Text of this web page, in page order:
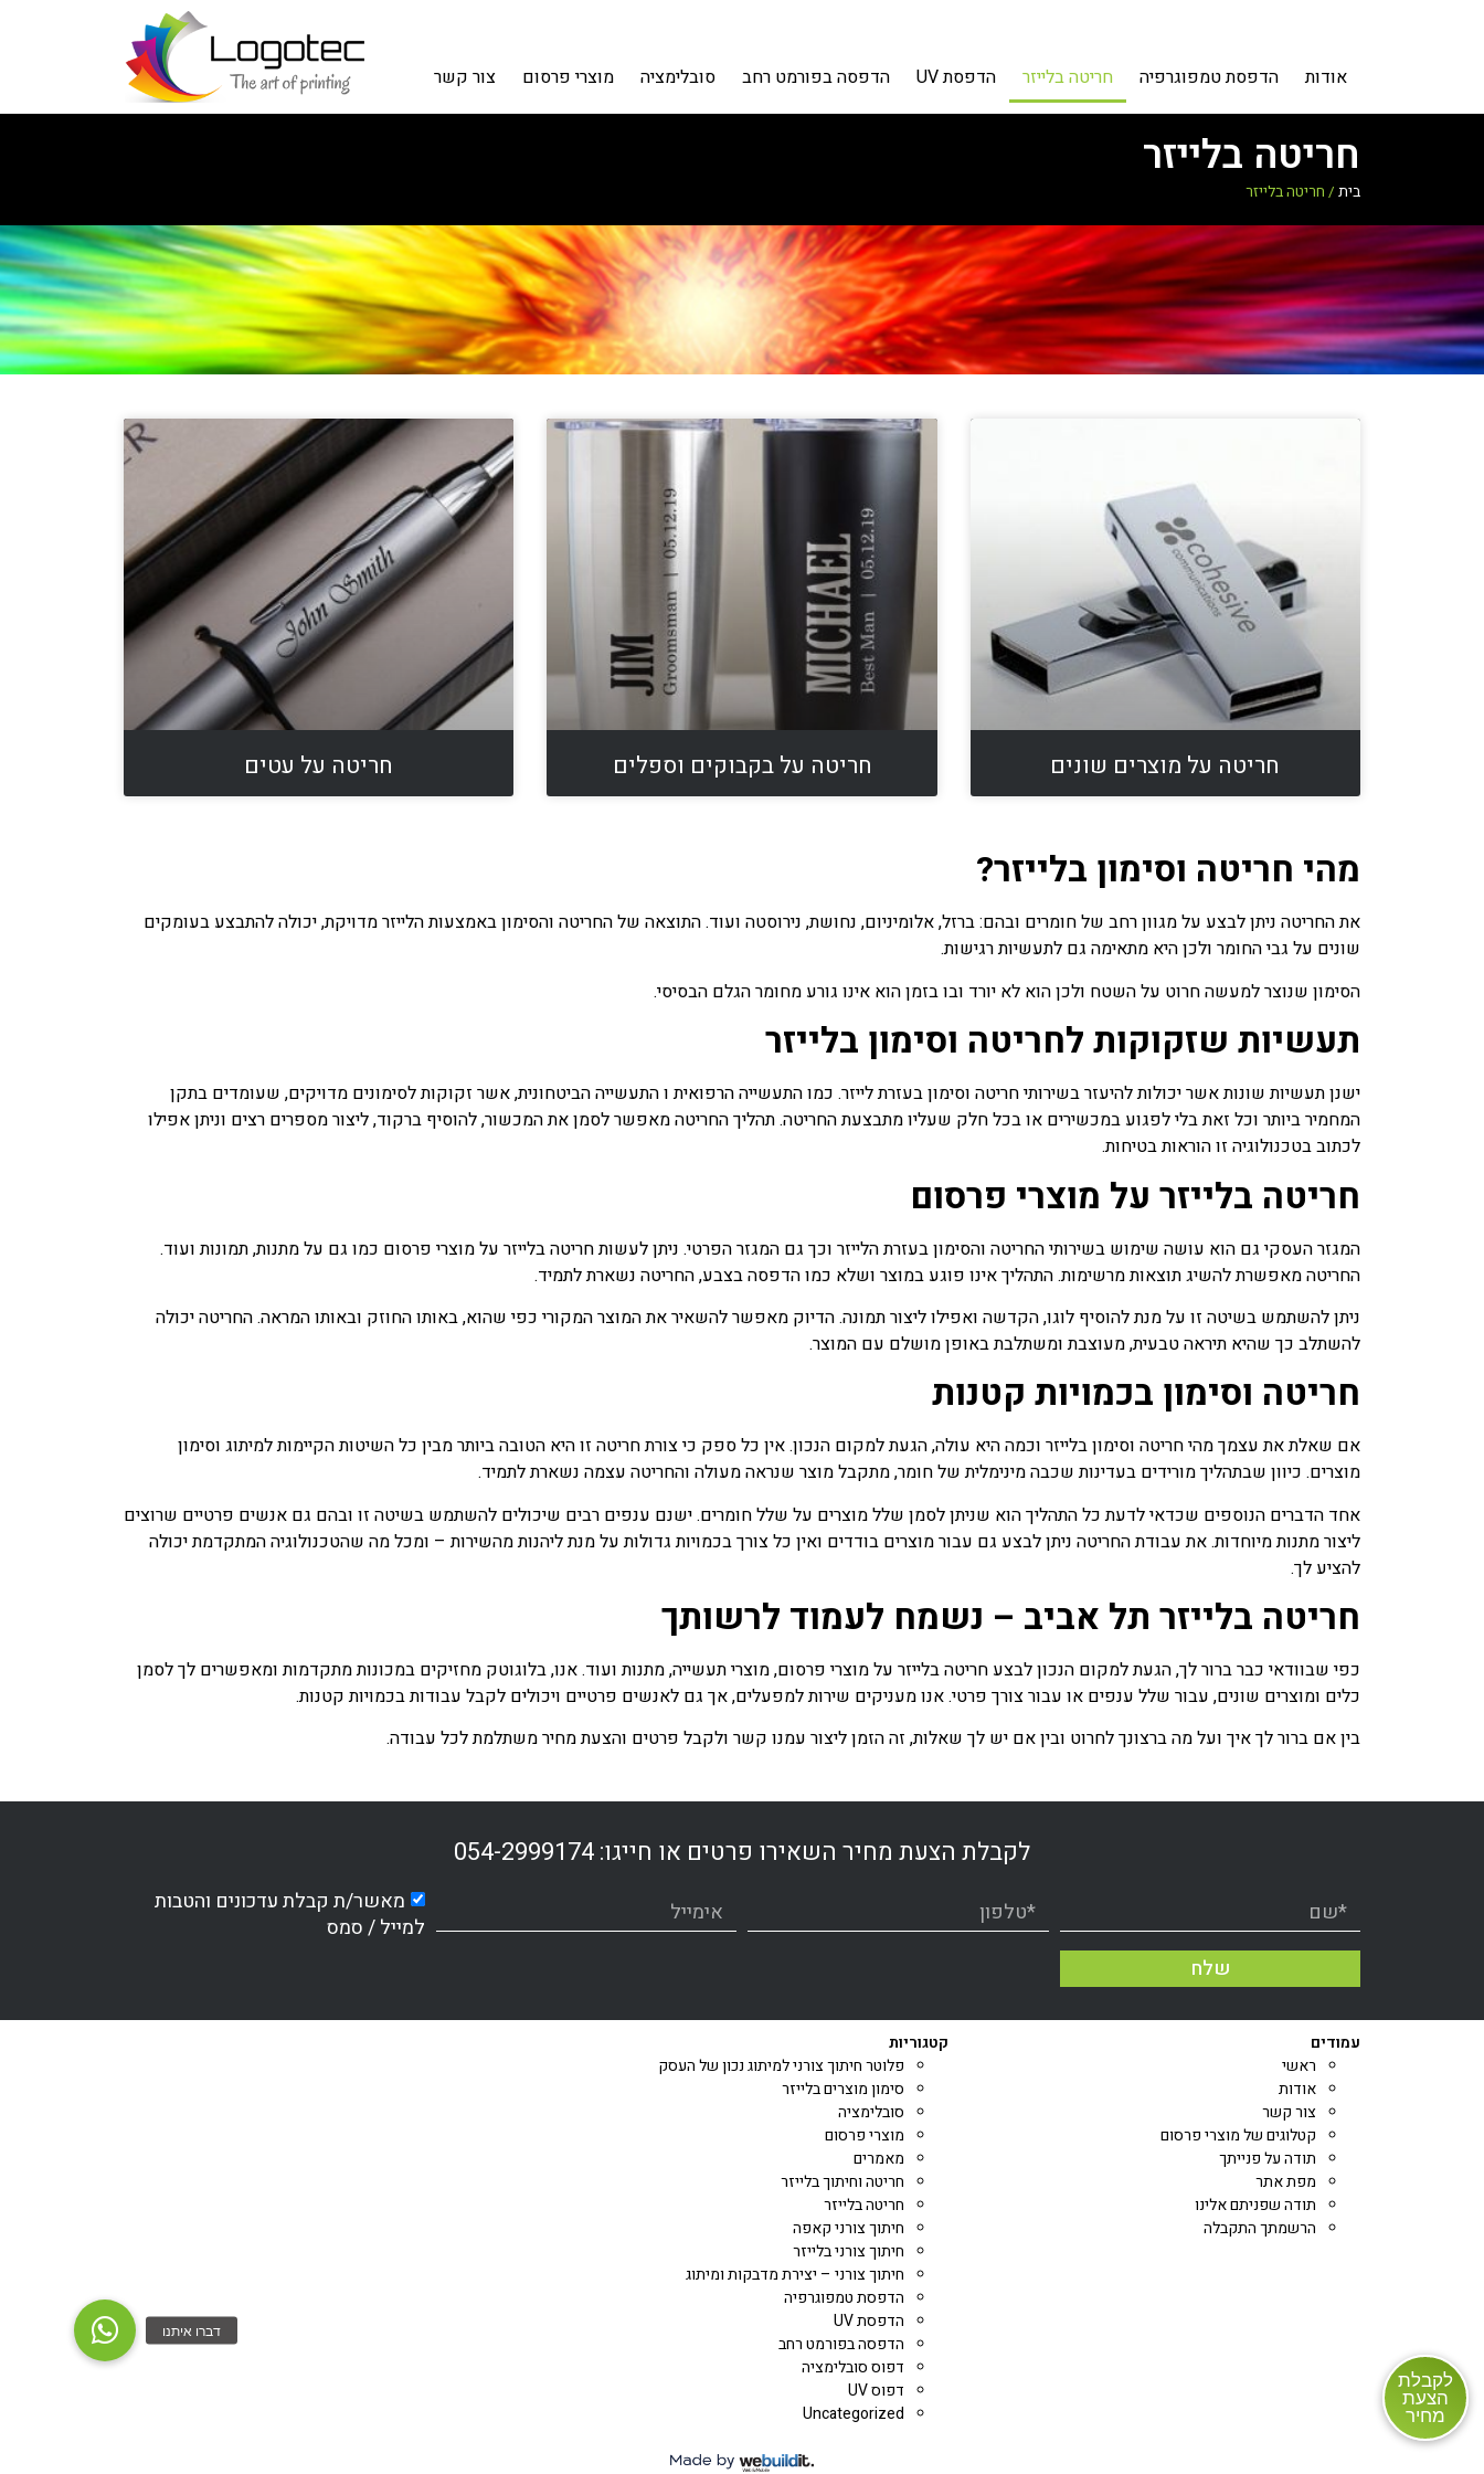
אודות הדפסת טמפוגרפיה חריטה בלייזר הדפסת UV הדפסה בפורמט רחב סובלימציה מוצרי פרסום צור קשר
חריטה בלייזר
בית / חריטה בלייזר
חריטה על מוצרים שונים חריטה על בקבוקים וספלים חריטה על עטים
מהי חריטה וסימון בלייזר?
את החריטה ניתן לבצע על מגוון רחב של חומרים ובהם: ברזל, אלומיניום, נחושת, נירוסטה ועוד. התוצאה של החריטה והסימון באמצעות הלייזר מדויקת, יכולה להתבצע בעומקים
שונים על גבי החומר ולכן היא מתאימה גם לתעשיות רגישות.
הסימון שנוצר למעשה חרוט על השטח ולכן הוא לא יורד ובו בזמן הוא אינו גורע מחומר הגלם הבסיסי.
תעשיות שזקוקות לחריטה וסימון בלייזר
ישנן תעשיות שונות אשר יכולות להיעזר בשירותי חריטה וסימון בעזרת לייזר. כמו התעשייה הרפואית ו התעשייה הביטחונית, אשר זקוקות לסימונים מדויקים, שעומדים בתקן
המחמיר ביותר וכל זאת בלי לפגוע במכשירים או בכל חלק שעליו מתבצעת החריטה. תהליך החריטה מאפשר לסמן את המכשור, להוסיף ברקוד, ליצור מספרים רצים וניתן אפילו
לכתוב בטכנולוגיה זו הוראות בטיחות.
חריטה בלייזר על מוצרי פרסום
המגזר העסקי גם הוא עושה שימוש בשירותי החריטה והסימון בעזרת הלייזר וכך גם המגזר הפרטי. ניתן לעשות חריטה בלייזר על מוצרי פרסום כמו גם על מתנות, תמונות ועוד.
החריטה מאפשרת להשיג תוצאות מרשימות. התהליך אינו פוגע במוצר ושלא כמו הדפסה בצבע, החריטה נשארת לתמיד.
ניתן להשתמש בשיטה זו על מנת להוסיף לוגו, הקדשה ואפילו ליצור תמונה. הדיוק מאפשר להשאיר את המוצר המקורי כפי שהוא, באותו החוזק ובאותו המראה. החריטה יכולה
להשתלב כך שהיא תיראה טבעית, מעוצבת ומשתלבת באופן מושלם עם המוצר.
חריטה וסימון בכמויות קטנות
אם שאלת את עצמך מהי חריטה וסימון בלייזר וכמה היא עולה, הגעת למקום הנכון. אין כל ספק כי צורת חריטה זו היא הטובה ביותר מבין כל השיטות הקיימות למיתוג וסימון
מוצרים. כיוון שבתהליך מורידים בעדינות שכבה מינימלית של חומר, מתקבל מוצר שנראה מעולה והחריטה עצמה נשארת לתמיד.
אחד הדברים הנוספים שכדאי לדעת כל התהליך הוא שניתן לסמן שלל מוצרים על שלל חומרים. ישנם ענפים רבים שיכולים להשתמש בשיטה זו ובהם גם אנשים פרטיים שרוצים
ליצור מתנות מיוחדות. את עבודת החריטה ניתן לבצע גם עבור מוצרים בודדים ואין כל צורך בכמויות גדולות על מנת ליהנות מהשירות – ומכל מה שהטכנולוגיה המתקדמת יכולה
להציע לך.
חריטה בלייזר תל אביב – נשמח לעמוד לרשותך
כפי שבוודאי כבר ברור לך, הגעת למקום הנכון לבצע חריטה בלייזר על מוצרי פרסום, מוצרי תעשייה, מתנות ועוד. אנו, בלוגוטק מחזיקים במכונות מתקדמות ומאפשרים לך לסמן
כלים ומוצרים שונים, עבור שלל ענפים או עבור צורך פרטי. אנו מעניקים שירות למפעלים, אך גם לאנשים פרטיים ויכולים לקבל עבודות בכמויות קטנות.
בין אם ברור לך איך ועל מה ברצונך לחרוט ובין אם יש לך שאלות, זה הזמן ליצור עמנו קשר ולקבל פרטים והצעת מחיר משתלמת לכל עבודה.
לקבלת הצעת מחיר השאירו פרטים או חייגו:054-2999174
מאשר/ת קבלת עדכונים והטבות
למייל / סמס
שלח
עמודים
ראשי
אודות
צור קשר
קטלוגים של מוצרי פרסום
תודה על פנייתך
מפת אתר
תודה שפניתם אלינו
הרשמתך התקבלה
קטגוריות
פלוטר חיתוך צורני למיתוג נכון של העסק
סימון מוצרים בלייזר
סובלימציה
מוצרי פרסום
מאמרים
חריטה וחיתוך בלייזר
חריטה בלייזר
חיתוך צורני קאפה
חיתוך צורני בלייזר
חיתוך צורני – יצירת מדבקות ומיתוג
הדפסת טמפוגרפיה
הדפסת UV
הדפסה בפורמט רחב
דפוס סובלימציה
דפוס UV
Uncategorized
לקבלת
הצעת
מחיר